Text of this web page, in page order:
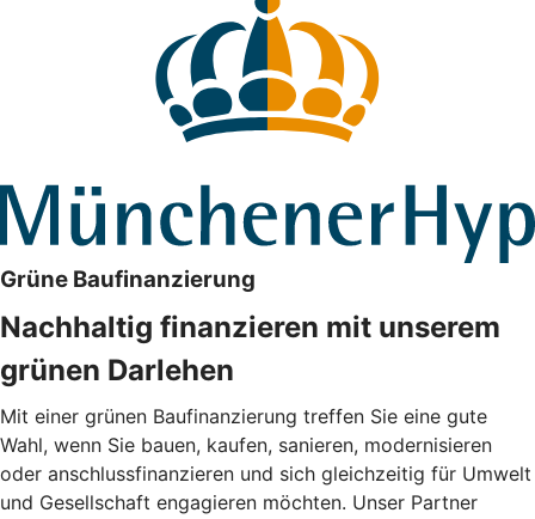
Grüne Baufinanzierung
Nachhaltig finanzieren mit unserem
grünen Darlehen
Mit einer grünen Baufinanzierung treffen Sie eine gute
Wahl, wenn Sie bauen, kaufen, sanieren, modernisieren
oder anschlussfinanzieren und sich gleichzeitig für Umwelt
und Gesellschaft engagieren möchten. Unser Partner